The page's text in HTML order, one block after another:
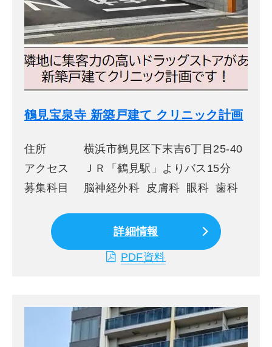
鶴見宝泉寺 新築戸建て クリニック計画
住所
横浜市鶴見区下末吉6丁目25-40
アクセス
ＪＲ「鶴見駅」よりバス15分
募集科目
脳神経外科 皮膚科 眼科 歯科
詳細情報
PDF資料